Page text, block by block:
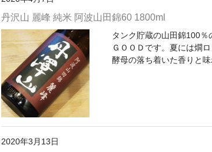
丹沢山 麗峰 純米 阿波山田錦60 1800ml
タンク貯蔵の山田錦100
ＧＯＯＤです。夏には燗
酵母の落ち着いた香りと
2020年3月13日